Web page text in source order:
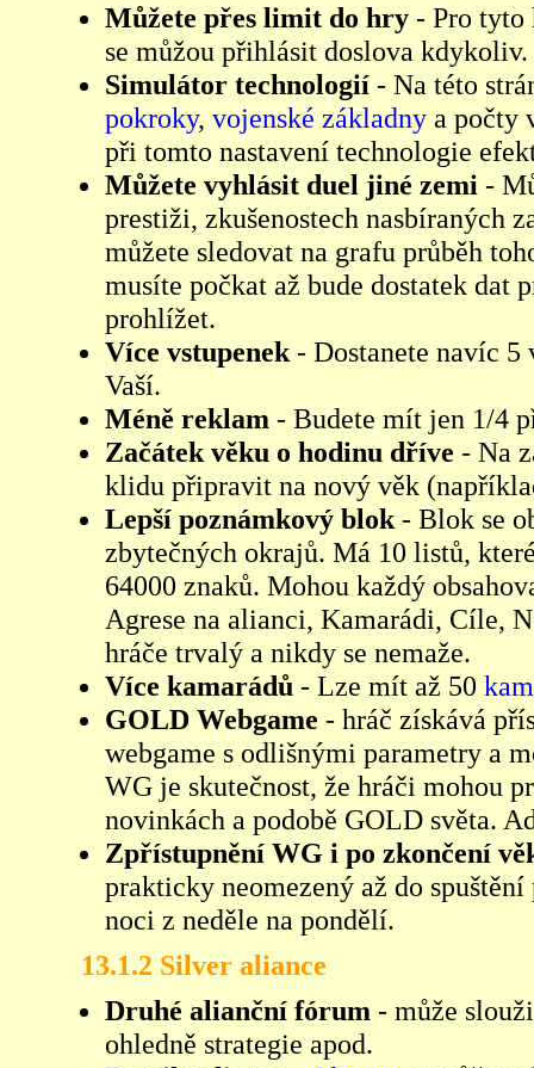
Můžete přes limit do hry - Pro tyto
se můžou přihlásit doslova kdykoliv.
Simulátor technologií - Na této
pokroky, vojenské základny a počty
při tomto nastavení technologie
Můžete vyhlásit duel jiné zemi -
prestiži, zkušenostech nasbíraných
můžete sledovat na grafu průběh
musíte počkat až bude dostatek dat
prohlížet.
Více vstupenek - Dostanete navíc 5
Vaší.
Méně reklam - Budete mít jen 1/4
Začátek věku o hodinu dříve - Na
klidu připravit na nový věk
Lepší poznámkový blok - Blok se
zbytečných okrajů. Má 10 listů,
64000 znaků. Mohou každý
Agrese na alianci, Kamarádi, Cíle,
hráče trvalý a nikdy se nemaže.
Více kamarádů - Lze mít až 50
GOLD Webgame - hráč získává
webgame s odlišnými parametry a
WG je skutečnost, že hráči mohou
novinkách a podobě GOLD světa.
Zpřístupnění WG i po zkončení
prakticky neomezený až do
noci z neděle na pondělí.
13.1.2 Silver aliance
Druhé alianční fórum - může
ohledně strategie apod.